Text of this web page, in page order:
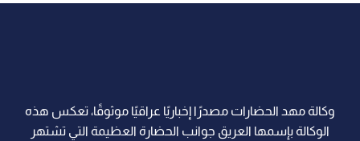
وكالة مهد الحضارات مصدرًا إخباريًا عراقيًا موثوقًا، تعكس هذه
الوكالة بإسمها العريق جوانب الحضارة العظيمة التي تشتهر